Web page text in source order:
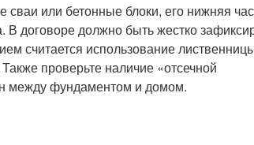
или бетонные блоки, его нижняя
В договоре должно быть жестко
считается использование
проверьте наличие «отсечной
между фундаментом и домом.